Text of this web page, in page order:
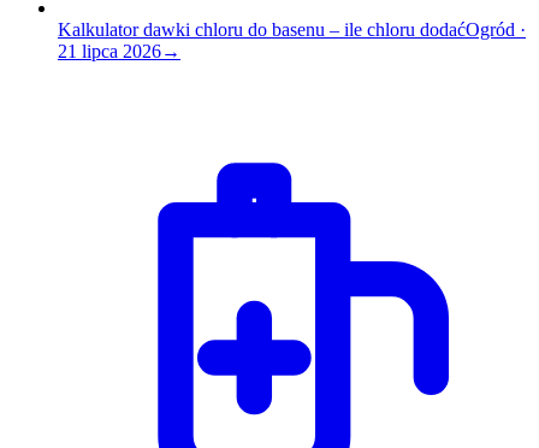
Kalkulator dawki chloru do basenu – ile chloru dodaćOgród ·
21 lipca 2026→